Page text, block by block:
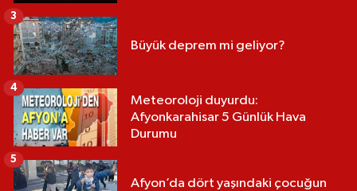
Büyük deprem mi geliyor?
3
Meteoroloji duyurdu:
Afyonkarahisar 5 Günlük Hava
Durumu
4
Afyon’da dört yaşındaki çocuğun
5